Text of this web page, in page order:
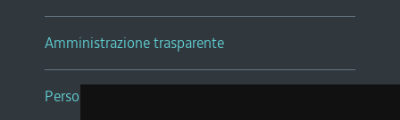
Amministrazione trasparente
Persone e Uffici